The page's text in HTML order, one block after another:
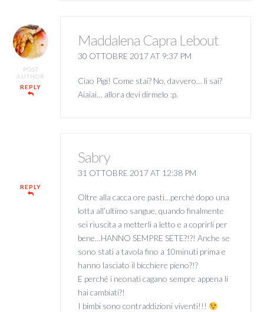
POST
AUTHOR
REPLY
Maddalena Capra Lebout
30 OTTOBRE 2017 AT 9:37 PM
Ciao Pigi! Come stai? No, davvero… li sai?
Aiaiai… allora devi dirmelo :p.
REPLY
Sabry
31 OTTOBRE 2017 AT 12:38 PM
Oltre alla cacca ore pasti…perché dopo una
lotta all’ultimo sangue, quando finalmente
sei riuscita a metterli a letto e a coprirli per
bene…HANNO SEMPRE SETE?!?! Anche se
sono stati a tavola fino a 10minuti prima e
hanno lasciato il bicchiere pieno?!?
E perché i neonati cagano sempre appena li
hai cambiati?!
I bimbi sono contraddizioni viventi!!!